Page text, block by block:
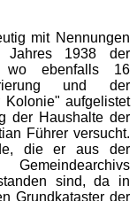
mit Nennungen
Jahres 1938 der
wo ebenfalls 16
und der
Kolonie" aufgelistet
der Haushalte der
Führer versucht.
die er aus der
sind, da in
Grundkataster der